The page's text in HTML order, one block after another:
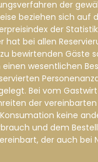
der
beziehen sich
der
hat bei allen
bewirtenden Gäste
einen wesentlichen
Bei vom
der
keine
und dem
der auch bei